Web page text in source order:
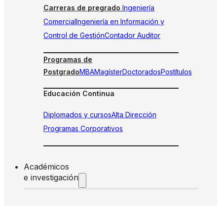
Carreras de pregrado Ingeniería
ComercialIngeniería en Información y
Control de GestiónContador Auditor
Programas de
PostgradoMBAMagísterDoctoradosPostítulos
Educación Continua
Diplomados y cursosAlta Dirección
Programas Corporativos
Académicos
e investigación